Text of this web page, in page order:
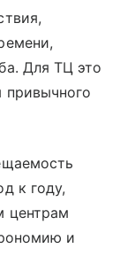
Для ТЦ это
привычного
к году,
центрам
и